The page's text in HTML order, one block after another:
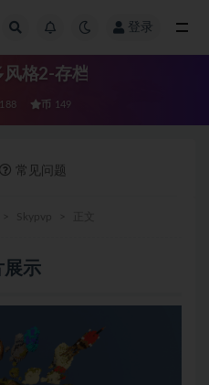
登录
风格2-存档
188 币 149
常见问题
展示